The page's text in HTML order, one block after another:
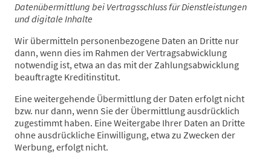
Datenübermittlung bei Vertragsschluss für Dienstleistungen
und digitale Inhalte
Wir übermitteln personenbezogene Daten an Dritte nur
dann, wenn dies im Rahmen der Vertragsabwicklung
notwendig ist, etwa an das mit der Zahlungsabwicklung
beauftragte Kreditinstitut.
Eine weitergehende Übermittlung der Daten erfolgt nicht
bzw. nur dann, wenn Sie der Übermittlung ausdrücklich
zugestimmt haben. Eine Weitergabe Ihrer Daten an Dritte
ohne ausdrückliche Einwilligung, etwa zu Zwecken der
Werbung, erfolgt nicht.